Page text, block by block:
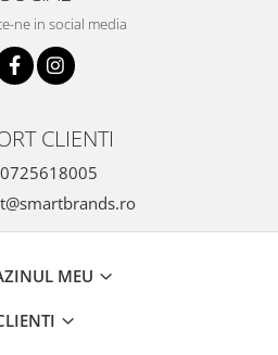
ne in social media
CLIENTI
0725618005
MEU